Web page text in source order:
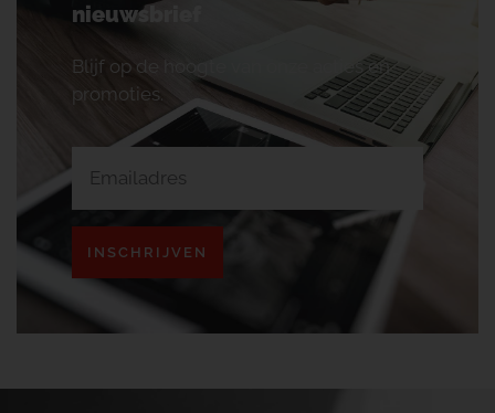
nieuwsbrief
Blijf op de hoogte van onze acties en
promoties.
INSCHRIJVEN